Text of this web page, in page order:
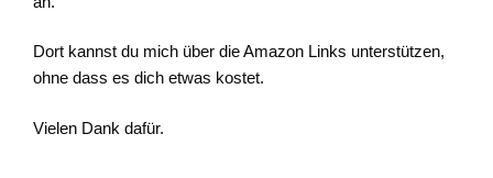
Dort kannst du mich über die Amazon Links unterstützen,
ohne dass es dich etwas kostet.
Vielen Dank dafür.